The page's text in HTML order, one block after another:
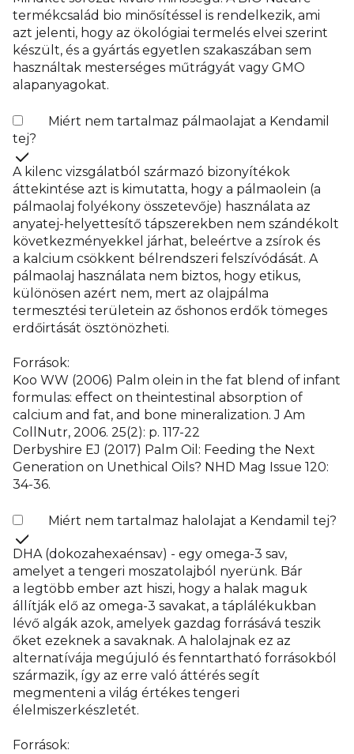
termékcsalád bio minősítéssel is rendelkezik, ami
azt jelenti, hogy az ökológiai termelés elvei szerint
készült, és a gyártás egyetlen szakaszában sem
használtak mesterséges műtrágyát vagy GMO
alapanyagokat.
Miért nem tartalmaz pálmaolajat a Kendamil
tej?
A kilenc vizsgálatból származó bizonyítékok
áttekintése azt is kimutatta, hogy a pálmaolein (a
pálmaolaj folyékony összetevője) használata az
anyatej-helyettesítő tápszerekben nem szándékolt
következményekkel járhat, beleértve a zsírok és
a kalcium csökkent bélrendszeri felszívódását. A
pálmaolaj használata nem biztos, hogy etikus,
különösen azért nem, mert az olajpálma
termesztési területein az őshonos erdők tömeges
erdőirtását ösztönözheti.
Források:
Koo WW (2006) Palm olein in the fat blend of infant
formulas: effect on theintestinal absorption of
calcium and fat, and bone mineralization. J Am
CollNutr, 2006. 25(2): p. 117-22
Derbyshire EJ (2017) Palm Oil: Feeding the Next
Generation on Unethical Oils? NHD Mag Issue 120:
34-36.
Miért nem tartalmaz halolajat a Kendamil tej?
DHA (dokozahexaénsav) - egy omega-3 sav,
amelyet a tengeri moszatolajból nyerünk. Bár
a legtöbb ember azt hiszi, hogy a halak maguk
állítják elő az omega-3 savakat, a táplálékukban
lévő algák azok, amelyek gazdag forrásává teszik
őket ezeknek a savaknak. A halolajnak ez az
alternatívája megújuló és fenntartható forrásokból
származik, így az erre való áttérés segít
megmenteni a világ értékes tengeri
élelmiszerkészletét.
Források: